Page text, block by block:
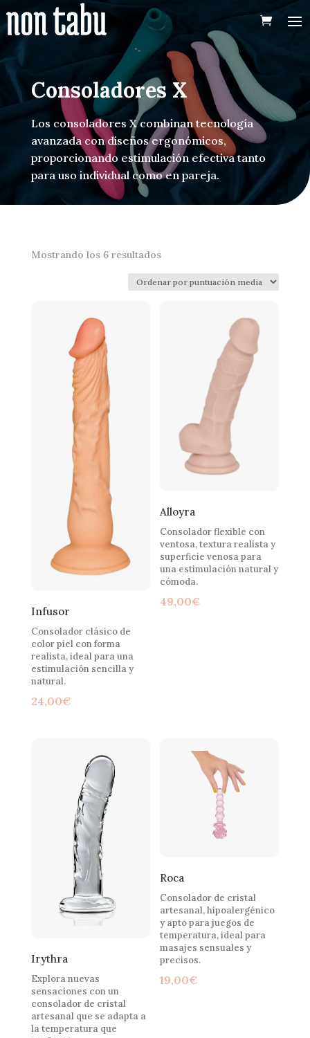
Consoladores X
Los consoladores X combinan tecnología
avanzada con diseños ergonómicos,
proporcionando estimulación efectiva tanto
para uso individual como en pareja.
Mostrando los 6 resultadosOrdenado
por
puntuación
Infusor
Consolador clásico de
color piel con forma
realista, ideal para una
estimulación sencilla y
natural.
24,00€
Alloyra
Consolador flexible con
ventosa, textura realista y
superficie venosa para
una estimulación natural y
cómoda.
49,00€
Irythra
Explora nuevas
sensaciones con un
consolador de cristal
artesanal que se adapta a
la temperatura que
Roca
Consolador de cristal
artesanal, hipoalergénico
y apto para juegos de
temperatura, ideal para
masajes sensuales y
precisos.
19,00€